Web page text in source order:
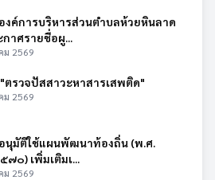
งค์การบริหารส่วนตำบลห้วยหินลาด
กาศรายชื่อผู...
ม 2569
ตรวจปัสสาวะหาสารเสพติด"
ม 2569
นุมัติใช้แผนพัฒนาท้องถิ่น (พ.ศ.
๐) เพิ่มเติมเ...
ม 2569